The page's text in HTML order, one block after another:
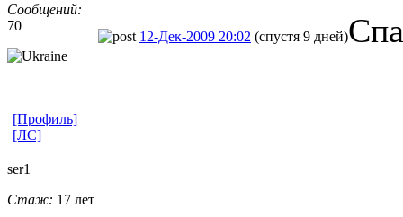
Сообщений:
70
12-Дек-2009 20:02 (спустя 9 дней)
[Профиль]
[ЛС]
ser1
Стаж: 17 лет